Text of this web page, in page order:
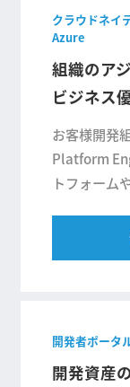
組織のア
ビジネス
クラウドネイ
Azure
お客様開発
Platform
トフォーム
開発資産
開発者ポータ